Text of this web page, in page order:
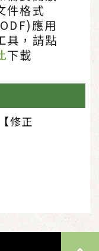
件格式
應用
具，請點
下載
修正